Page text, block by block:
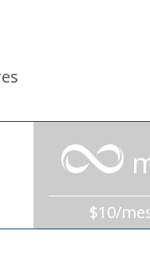
contraseña
$10/